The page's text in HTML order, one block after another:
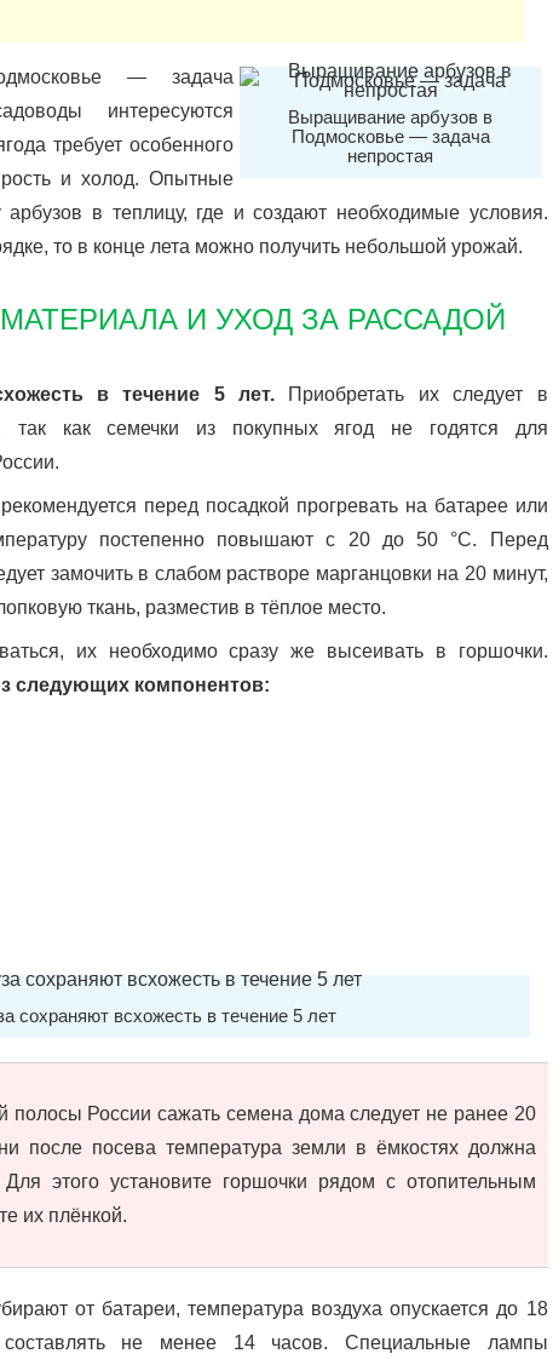
Выращивание арбузов в
Подмосковье — задача
непростая
— задача
интересуются
требует особенного
и холод. Опытные
в теплицу, где и создают необходимые условия.
то в конце лета можно получить небольшой урожай.
И УХОД ЗА РАССАДОЙ
в течение 5 лет. Приобретать их следует в
так как семечки из покупных ягод не годятся для
перед посадкой прогревать на батарее или
постепенно повышают с 20 до 50 °C. Перед
замочить в слабом растворе марганцовки на 20 минут,
ткань, разместив в тёплое место.
их необходимо сразу же высеивать в горшочки.
следующих компонентов:
сохраняют всхожесть в течение 5 лет
полосы России сажать семена дома следует не ранее 20
после посева температура земли в ёмкостях должна
Для этого установите горшочки рядом с отопительным
их плёнкой.
от батареи, температура воздуха опускается до 18
не менее 14 часов. Специальные лампы